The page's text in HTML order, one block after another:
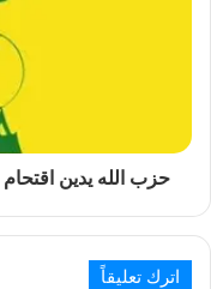
حزب الله يدين
اترك تعليقاً